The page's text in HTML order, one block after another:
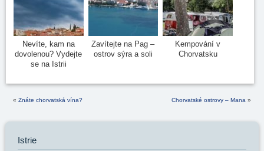
Nevíte, kam na
dovolenou? Vydejte
se na Istrii
Zavítejte na Pag –
ostrov sýra a soli
Kempování v
Chorvatsku
« Znáte chorvatská vína? Chorvatské ostrovy – Mana »
Istrie